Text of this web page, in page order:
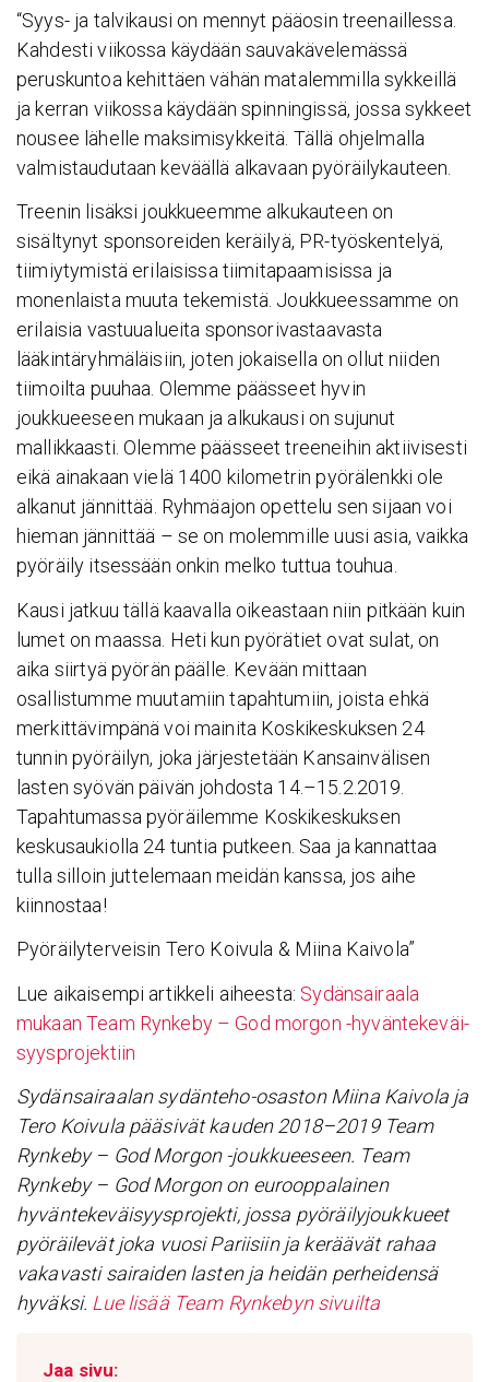
“Syys- ja talvikausi on mennyt pääosin treenaillessa.
Kahdesti viikossa käydään sauvakävelemässä
peruskuntoa kehittäen vähän matalemmilla sykkeillä
ja kerran viikossa käydään spinningissä, jossa sykkeet
nousee lähelle maksimisykkeitä. Tällä ohjelmalla
valmistaudutaan keväällä alkavaan pyöräilykauteen.
Treenin lisäksi joukkueemme alkukauteen on
sisältynyt sponsoreiden keräilyä, PR-työskentelyä,
tiimiytymistä erilaisissa tiimitapaamisissa ja
monenlaista muuta tekemistä. Joukkueessamme on
erilaisia vastuualueita sponsorivastaavasta
lääkintäryhmäläisiin, joten jokaisella on ollut niiden
tiimoilta puuhaa. Olemme päässeet hyvin
joukkueeseen mukaan ja alkukausi on sujunut
mallikkaasti. Olemme päässeet treeneihin aktiivisesti
eikä ainakaan vielä 1400 kilometrin pyörälenkki ole
alkanut jännittää. Ryhmäajon opettelu sen sijaan voi
hieman jännittää – se on molemmille uusi asia, vaikka
pyöräily itsessään onkin melko tuttua touhua.
Kausi jatkuu tällä kaavalla oikeastaan niin pitkään kuin
lumet on maassa. Heti kun pyörätiet ovat sulat, on
aika siirtyä pyörän päälle. Kevään mittaan
osallistumme muutamiin tapahtumiin, joista ehkä
merkittävimpänä voi mainita Koskikeskuksen 24
tunnin pyöräilyn, joka järjestetään Kansainvälisen
lasten syövän päivän johdosta 14.–15.2.2019.
Tapahtumassa pyöräilemme Koskikeskuksen
keskusaukiolla 24 tuntia putkeen. Saa ja kannattaa
tulla silloin juttelemaan meidän kanssa, jos aihe
kiinnostaa!
Pyöräilyterveisin Tero Koivula & Miina Kaivola”
Lue aikaisempi artikkeli aiheesta: Sydän­sai­raala
mukaan Team Rynkeby – God morgon -hyvän­te­ke­väi­
syys­pro­jek­tiin
Sydänsairaalan sydänteho-osaston Miina Kaivola ja
Tero Koivula pääsivät kauden 2018–2019 Team
Rynkeby – God Morgon -joukkueeseen. Team
Rynkeby – God Morgon on eurooppalainen
hyväntekeväisyysprojekti, jossa pyöräilyjoukkueet
pyöräilevät joka vuosi Pariisiin ja keräävät rahaa
vakavasti sairaiden lasten ja heidän perheidensä
hyväksi. Lue lisää Team Rynkebyn sivuilta
Jaa sivu: